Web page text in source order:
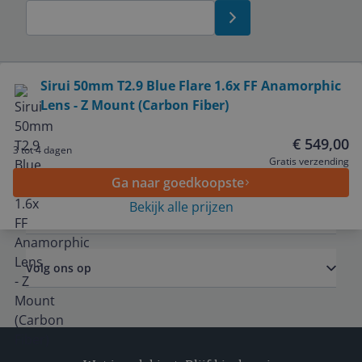
Sirui 50mm T2.9 Blue Flare 1.6x FF Anamorphic
Lens - Z Mount (Carbon Fiber)
3 tot 4 dagen € 549,00
Gratis verzending
Ga naar goedkoopste
Bekijk alle prijzen
Service
Algemeen
Volg ons op